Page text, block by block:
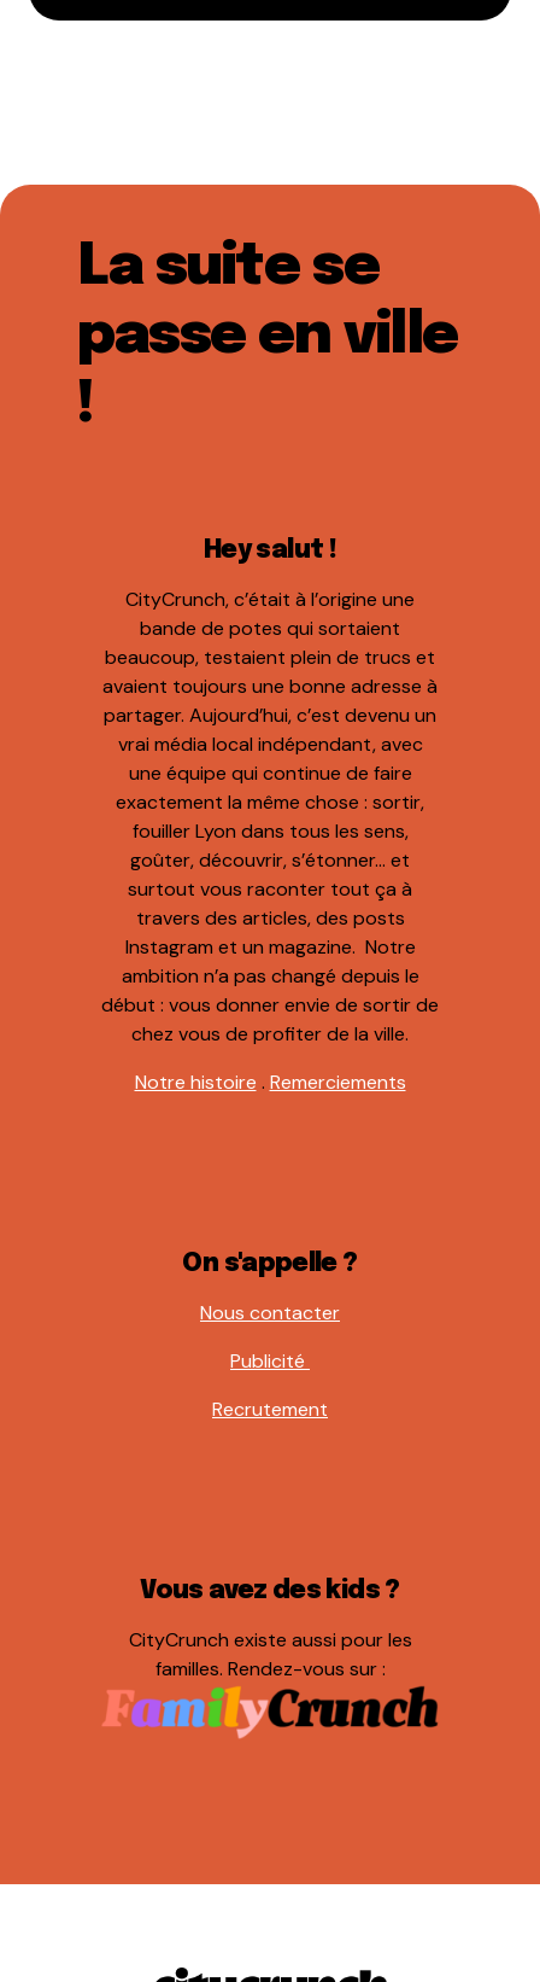
La suite se
passe en ville
!
Hey salut !
CityCrunch, c’était à l’origine une
bande de potes qui sortaient
beaucoup, testaient plein de trucs et
avaient toujours une bonne adresse à
partager. Aujourd’hui, c’est devenu un
vrai média local indépendant, avec
une équipe qui continue de faire
exactement la même chose : sortir,
fouiller Lyon dans tous les sens,
goûter, découvrir, s’étonner… et
surtout vous raconter tout ça à
travers des articles, des posts
Instagram et un magazine. Notre
ambition n’a pas changé depuis le
début : vous donner envie de sortir de
chez vous de profiter de la ville.
Notre histoire . Remerciements
On s'appelle ?
Nous contacter
Publicité
Recrutement
Vous avez des kids ?
CityCrunch existe aussi pour les
familles. Rendez-vous sur :